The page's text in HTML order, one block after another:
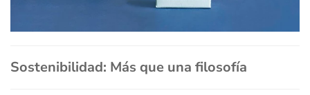
Sostenibilidad: Más que una filosofía